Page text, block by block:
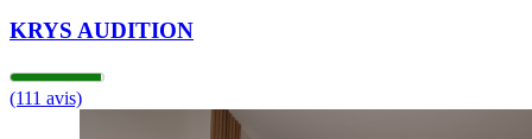
KRYS AUDITION
(111 avis)